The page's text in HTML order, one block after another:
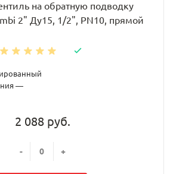
на обратную подводку
2" Ду15, 1/2", PN10, прямой
—
2 088 руб.
- +